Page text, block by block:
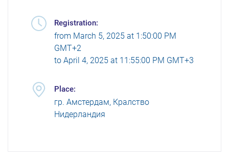
Registration:
from March 5, 2025 at 1:50:00 PM
GMT+2
to April 4, 2025 at 11:55:00 PM GMT+3
Place:
гр. Амстердам, Кралство
Нидерландия